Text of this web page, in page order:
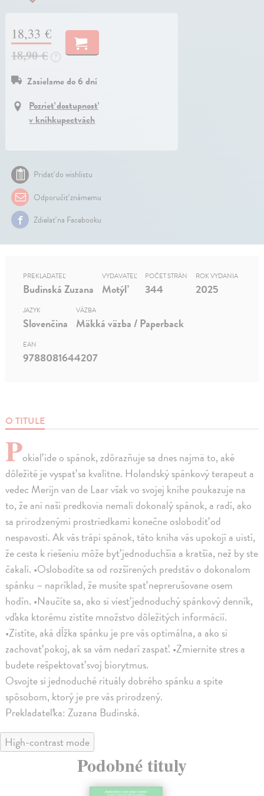
18,33 €
18,90 €
?
Zasielame do 6 dní
Pozrieť dostupnosť
v kníhkupectvách
Pridať do wishlistu
Odporučiť známemu
Zdielať na Facebooku
O TITULE
Pokiaľ ide o spánok, zdôrazňuje sa dnes najmä to, aké
dôležité je vyspať sa kvalitne. Holandský spánkový terapeut a
vedec Merijn van de Laar však vo svojej knihe poukazuje na
to, že ani naši predkovia nemali dokonalý spánok, a radí, ako
sa prirodzenými prostriedkami konečne oslobodiť od
nespavosti. Ak vás trápi spánok, táto kniha vás upokojí a uistí,
že cesta k riešeniu môže byť jednoduchšia a kratšia, než by ste
čakali. •Oslobodíte sa od rozšírených predstáv o dokonalom
spánku – napríklad, že musíte spať neprerušovane osem
hodín. •Naučíte sa, ako si viesť jednoduchý spánkový denník,
vďaka ktorému zistíte množstvo dôležitých informácií.
•Zistíte, aká dĺžka spánku je pre vás optimálna, a ako si
zachovať pokoj, ak sa vám nedarí zaspať. •Zmiernite stres a
budete rešpektovať svoj biorytmus.
Osvojte si jednoduché rituály dobrého spánku a spite
spôsobom, ktorý je pre vás prirodzený.
Prekladateľka: Zuzana Budinská.
PREKLADATEĽ
Budinská Zuzana
VYDAVATEĽ
Motýľ
POČET STRÁN
344
ROK VYDANIA
2025
JAZYK
Slovenčina
VÄZBA
Mäkká väzba / Paperback
EAN
9788081644207
High-contrast mode
Podobné tituly